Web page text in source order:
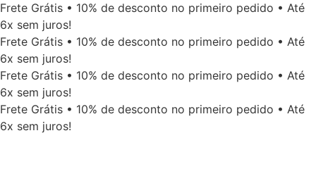
Frete Grátis • 10% de desconto no primeiro pedido • Até
6x sem juros!
Frete Grátis • 10% de desconto no primeiro pedido • Até
6x sem juros!
Frete Grátis • 10% de desconto no primeiro pedido • Até
6x sem juros!
Frete Grátis • 10% de desconto no primeiro pedido • Até
6x sem juros!